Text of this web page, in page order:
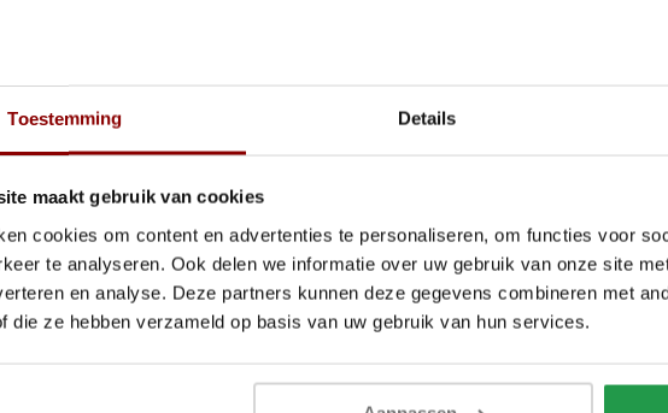
Toestemming Details
maakt gebruik van cookies
cookies om content en advertenties te personaliseren, om functies voor
te analyseren. Ook delen we informatie over uw gebruik van onze site
en analyse. Deze partners kunnen deze gegevens combineren met
die ze hebben verzameld op basis van uw gebruik van hun services.
cm
vanaf 140
15 cm H: 106 cm)
Uitvoering
Type matras
Hardheid matras
Hoogte matras